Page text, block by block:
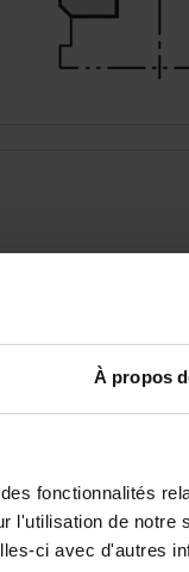
À propos
fonctionnalités
l'utilisation de notre
ci avec d'autres
L1
CAO